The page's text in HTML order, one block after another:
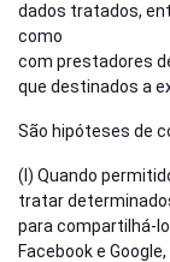
dados tratados,
como
com prestadores
que destinados a
São hipóteses de
(I) Quando
tratar
para compartilhá-
Facebook e